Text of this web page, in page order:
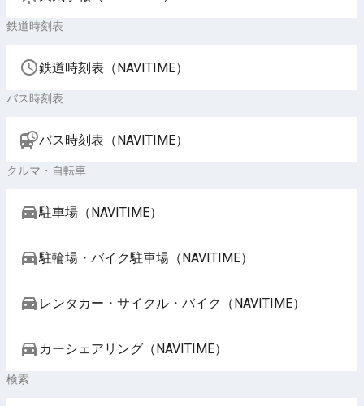
鉄道時刻表
鉄道時刻表（NAVITIME）
バス時刻表
バス時刻表（NAVITIME）
クルマ・自転車
駐車場（NAVITIME）
駐輪場・バイク駐車場（NAVITIME）
レンタカー・サイクル・バイク（NAVITIME）
カーシェアリング（NAVITIME）
検索